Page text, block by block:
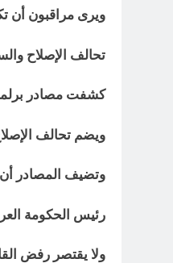
ويرى مراقبون أن
تحالف الإصلاح
كشفت مصادر
ويضم تحالف
وتضيف المصادر أن
رئيس الحكومة
ولا يقتصر رفض